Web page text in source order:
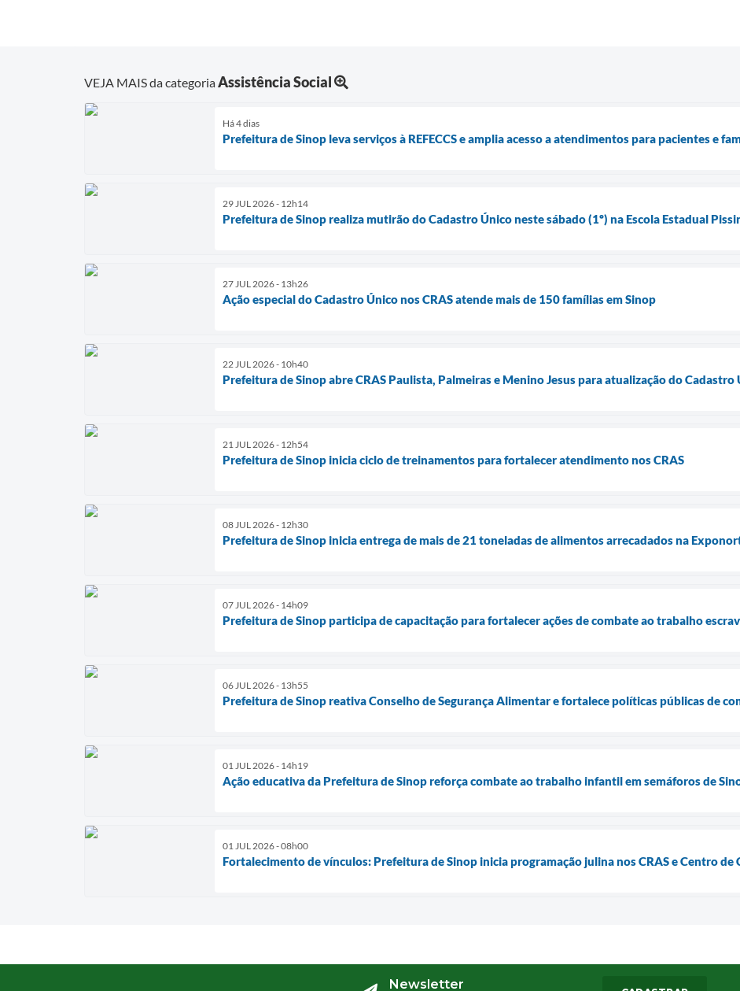
VEJA MAIS da categoriaAssistência Social
Há 4 dias
Prefeitura de Sinop leva serviços à REFECCS e amplia acesso a atendimentos para pacientes e
29 JUL 2026 - 12h14
Prefeitura de Sinop realiza mutirão do Cadastro Único neste sábado (1º) na Escola Estadual
27 JUL 2026 - 13h26
Ação especial do Cadastro Único nos CRAS atende mais de 150 famílias em Sinop
22 JUL 2026 - 10h40
Prefeitura de Sinop abre CRAS Paulista, Palmeiras e Menino Jesus para atualização do Cadastro
21 JUL 2026 - 12h54
Prefeitura de Sinop inicia ciclo de treinamentos para fortalecer atendimento nos CRAS
08 JUL 2026 - 12h30
Prefeitura de Sinop inicia entrega de mais de 21 toneladas de alimentos arrecadados na
07 JUL 2026 - 14h09
Prefeitura de Sinop participa de capacitação para fortalecer ações de combate ao trabalho
06 JUL 2026 - 13h55
Prefeitura de Sinop reativa Conselho de Segurança Alimentar e fortalece políticas públicas de
01 JUL 2026 - 14h19
Ação educativa da Prefeitura de Sinop reforça combate ao trabalho infantil em semáforos de
01 JUL 2026 - 08h00
Fortalecimento de vínculos: Prefeitura de Sinop inicia programação julina nos CRAS e Centro de
Newsletter